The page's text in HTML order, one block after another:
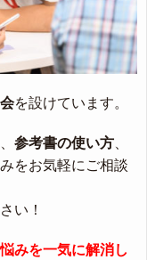
を設けています。
参考書の使い方
をお気軽にご相談
い！
みを一気に解消し